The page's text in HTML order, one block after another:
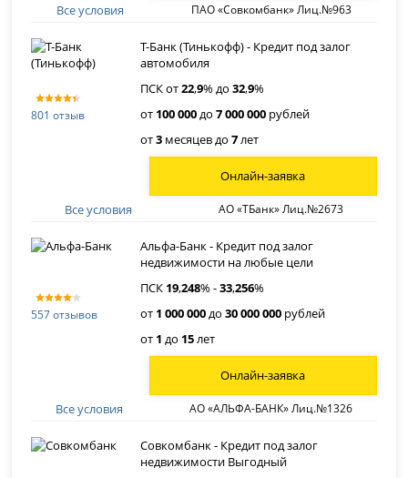
Все условия ПАО «Совкомбанк» Лиц.№963
801 отзыв
Т-Банк (Тинькофф) - Кредит под залог
автомобиля
ПСК от22,9% до32,9%
от 100 000до7 000 000 рублей
от3 месяцев до7лет
Все условия АО «ТБанк» Лиц.№2673
Онлайн-заявка
557 отзывов
Альфа-Банк - Кредит под залог
недвижимости на любые цели
ПСК 19,248% -33,256%
от 1 000 000до30 000 000 рублей
от 1 до 15лет
Все условия АО «АЛЬФА-БАНК» Лиц.№1326
Онлайн-заявка
Совкомбанк - Кредит под залог
недвижимости Выгодный